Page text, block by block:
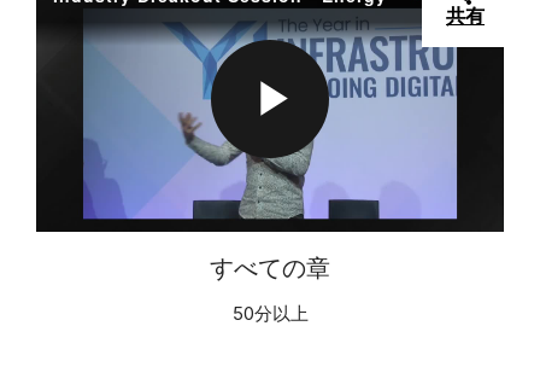
D
E
A
Y
V
共有
P
L
すべての章
50分以上